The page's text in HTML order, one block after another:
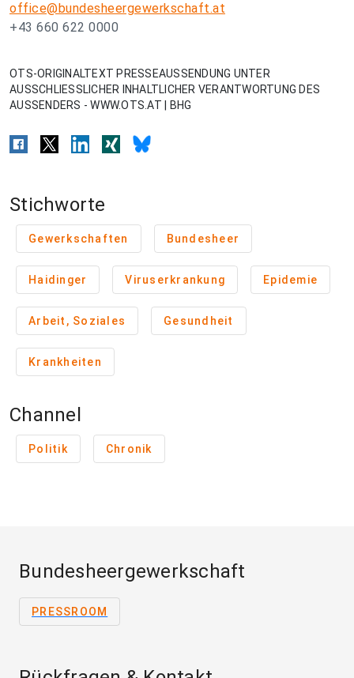
office@bundesheergewerkschaft.at
+43 660 622 0000
OTS-ORIGINALTEXT PRESSEAUSSENDUNG UNTER
AUSSCHLIESSLICHER INHALTLICHER VERANTWORTUNG DES
AUSSENDERS - WWW.OTS.AT | BHG
Stichworte
Gewerkschaften Bundesheer
Haidinger Viruserkrankung Epidemie
Arbeit, Soziales Gesundheit
Krankheiten
Channel
Politik Chronik
Bundesheergewerkschaft
PRESSROOM